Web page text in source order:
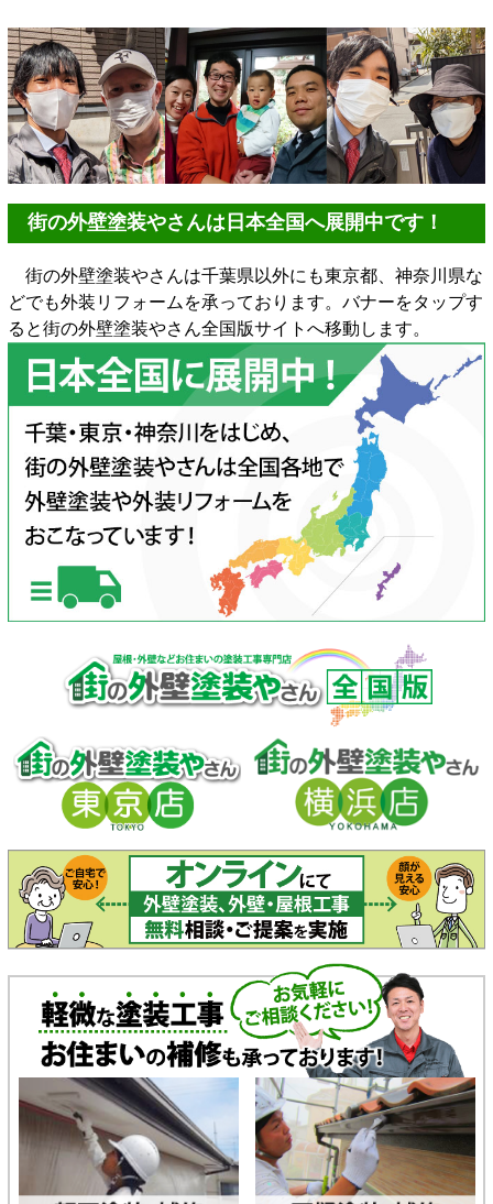
街の外壁塗装やさんは日本全国へ展開中です！
街の外壁塗装やさんは千葉県以外にも東京都、神奈川県な
どでも外装リフォームを承っております。バナーをタップす
ると街の外壁塗装やさん全国版サイトへ移動します。